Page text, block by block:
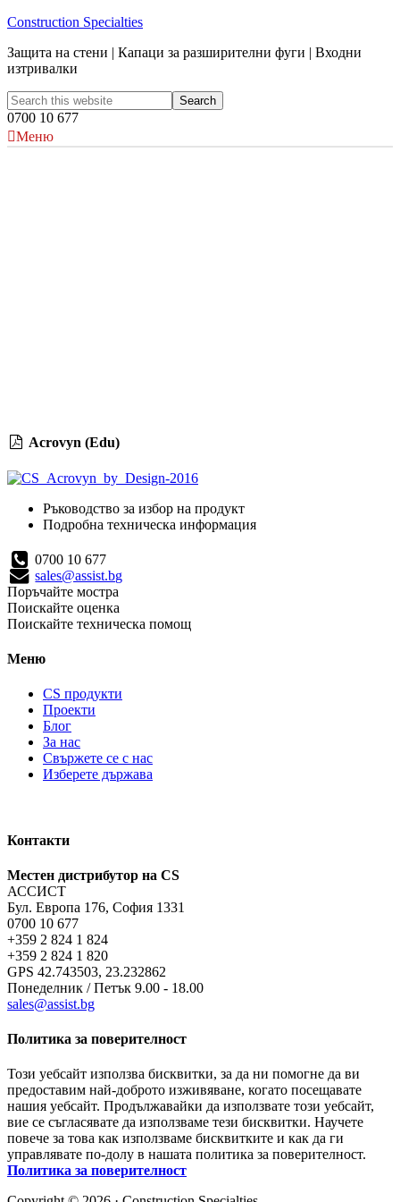
Construction Specialties
Защита на стени | Капаци за разширителни фуги | Входни
изтривалки
0700 10 677
Меню
Acrovyn (Edu)
Ръководство за избор на продукт
Подробна техническа информация
0700 10 677
sales@assist.bg
Поръчайте мостра
Поискайте оценка
Поискайте техническа помощ
Меню
CS продукти
Проекти
Блог
За нас
Свържете се с нас
Изберете държава
Контакти
Местен дистрибутор на CS
АССИСТ
Бул. Европа 176, София 1331
0700 10 677
+359 2 824 1 824
+359 2 824 1 820
GPS 42.743503, 23.232862
Понеделник / Петък 9.00 - 18.00
sales@assist.bg
Политика за поверителност
Този уебсайт използва бисквитки, за да ни помогне да ви
предоставим най-доброто изживяване, когато посещавате
нашия уебсайт. Продължавайки да използвате този уебсайт,
вие се съгласявате да използваме тези бисквитки. Научете
повече за това как използваме бисквитките и как да ги
управлявате по-долу в нашата политика за поверителност.
Политика за поверителност